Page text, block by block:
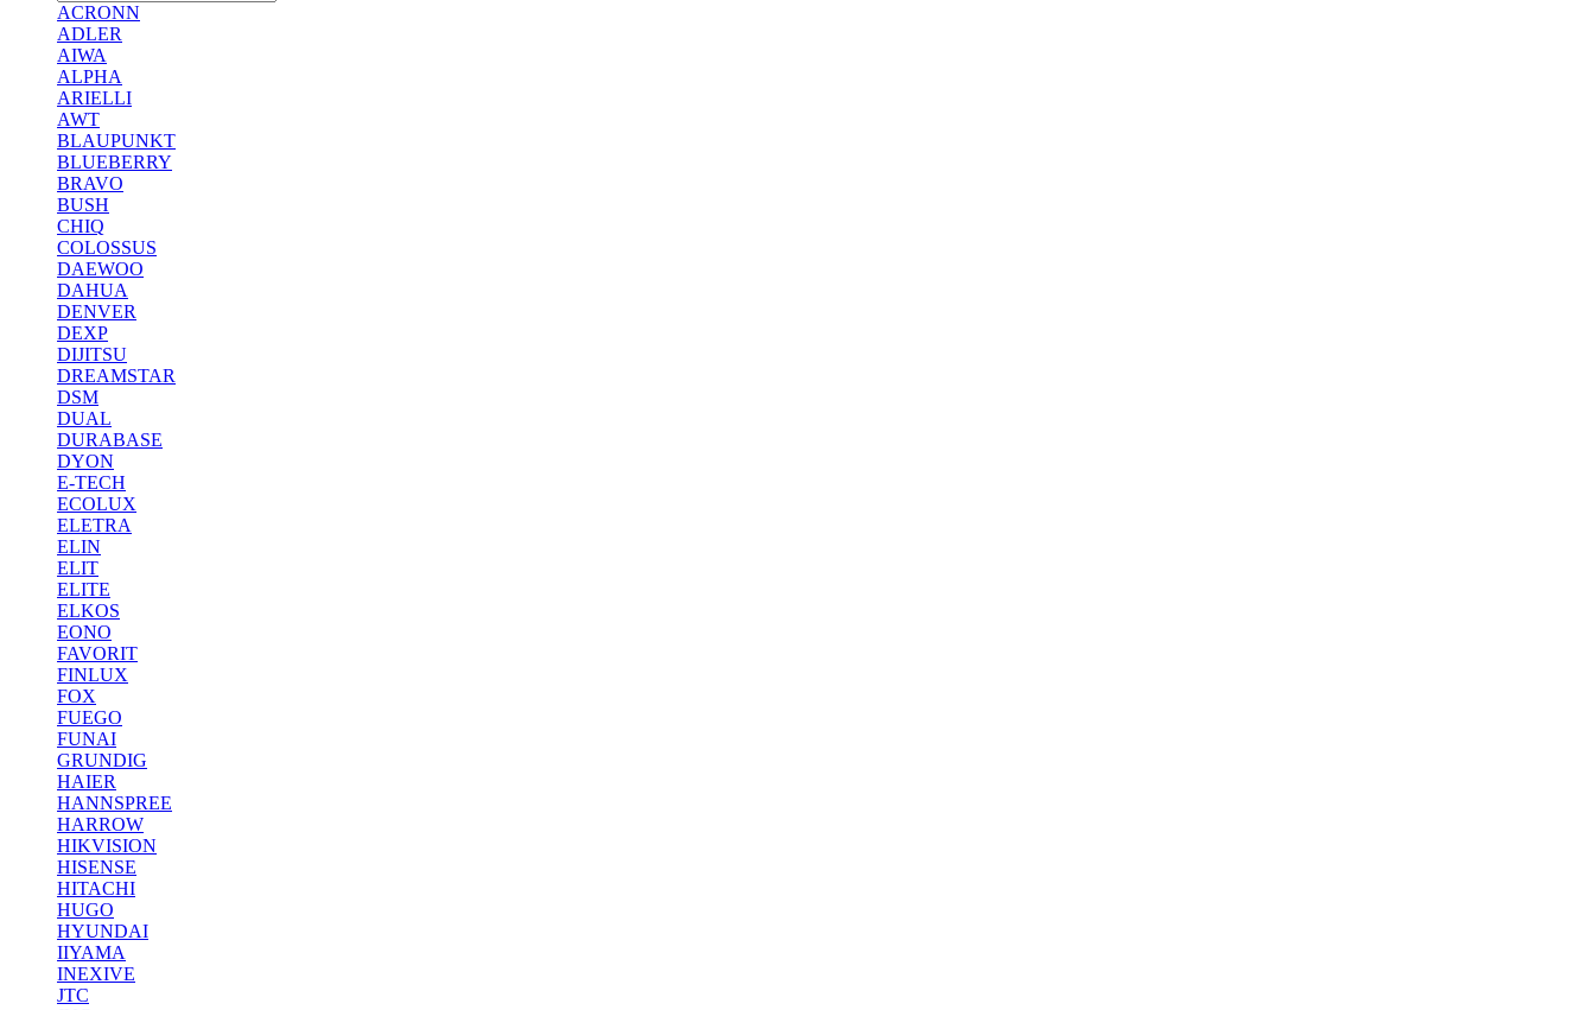
ACRONN
ADLER
AIWA
ALPHA
ARIELLI
AWT
BLAUPUNKT
BLUEBERRY
BRAVO
BUSH
CHIQ
COLOSSUS
DAEWOO
DAHUA
DENVER
DEXP
DIJITSU
DREAMSTAR
DSM
DUAL
DURABASE
DYON
E-TECH
ECOLUX
ELETRA
ELIN
ELIT
ELITE
ELKOS
EONO
FAVORIT
FINLUX
FOX
FUEGO
FUNAI
GRUNDIG
HAIER
HANNSPREE
HARROW
HIKVISION
HISENSE
HITACHI
HUGO
HYUNDAI
IIYAMA
INEXIVE
JTC